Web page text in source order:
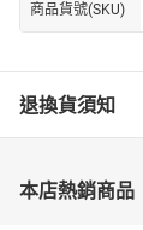
孟耿如 我是演
那年，華劇《
笑起來陽光燦爛
劇配角變成獨挑
的，卻是她的戀
吳速玲 時髦媽
商品貨號(SKU)
退換貨須知
本店熱銷商品